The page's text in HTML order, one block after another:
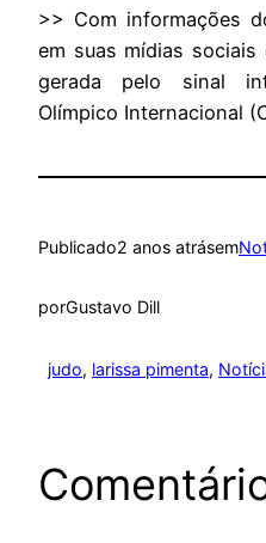
>> Com informações
em suas mídias
gerada pelo sinal
Olímpico Internacional
Publicado2 anos atrásem
porGustavo Dill
judo, larissa pimenta,